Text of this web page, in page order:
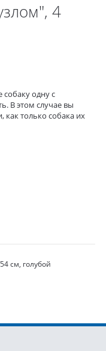
4
одну с
В этом случае вы
как только собака их
см, голубой